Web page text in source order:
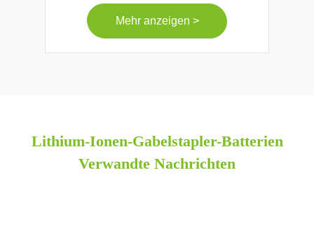
Mehr anzeigen >
Lithium-Ionen-Gabelstapler-Batterien
Verwandte Nachrichten